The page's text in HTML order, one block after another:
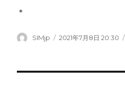
＊
投
SIMjp
投
2021年7月8日 20:30